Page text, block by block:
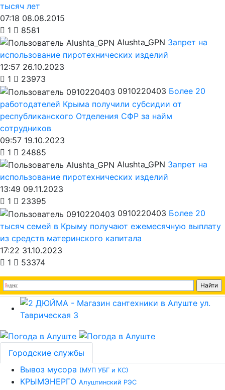
тысяч лет
07:18 08.08.2015
1
8581
Alushta_GPN Запрет на
использование пиротехнических изделий
12:57 26.10.2023
1
23973
0910220403 Более 20
работодателей Крыма получили субсидии от
республиканского Отделения СФР за найм
сотрудников
09:57 19.10.2023
1
24885
Alushta_GPN Запрет на
использование пиротехнических изделий
13:49 09.11.2023
1
23395
0910220403 Более 20
тысяч семей в Крыму получают ежемесячную выплату
из средств материнского капитала
17:22 31.10.2023
1
53374
Городские службы
Вывоз мусора (МУП УБГ и КС)
КРЫМЭНЕРГО Алуштинский РЭС